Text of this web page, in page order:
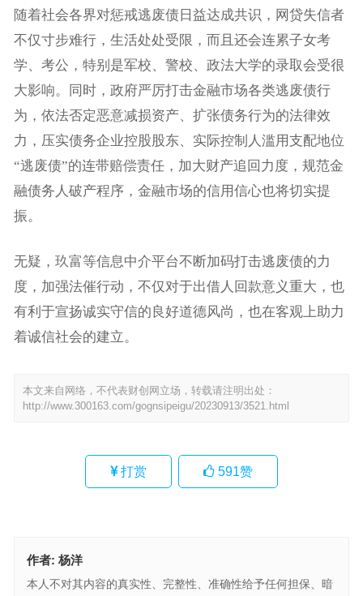
随着社会各界对惩戒逃废债日益达成共识，网贷失信者
不仅寸步难行，生活处处受限，而且还会连累子女考
学、考公，特别是军校、警校、政法大学的录取会受很
大影响。同时，政府严厉打击金融市场各类逃废债行
为，依法否定恶意减损资产、扩张债务行为的法律效
力，压实债务企业控股股东、实际控制人滥用支配地位
“逃废债”的连带赔偿责任，加大财产追回力度，规范金
融债务人破产程序，金融市场的信用信心也将切实提
振。
无疑，玖富等信息中介平台不断加码打击逃废债的力
度，加强法催行动，不仅对于出借人回款意义重大，也
有利于宣扬诚实守信的良好道德风尚，也在客观上助力
着诚信社会的建立。
本文来自网络，不代表财创网立场，转载请注明出处：
http://www.300163.com/gognsipeigu/20230913/3521.html
打赏 591赞
作者: 杨洋
本人不对其内容的真实性、完整性、准确性给予任何担保、暗